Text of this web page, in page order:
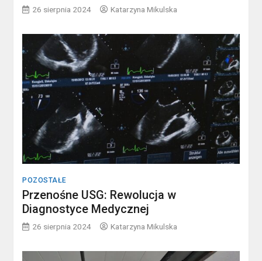
26 sierpnia 2024 Katarzyna Mikulska
POZOSTAŁE
Przenośne USG: Rewolucja w
Diagnostyce Medycznej
26 sierpnia 2024 Katarzyna Mikulska